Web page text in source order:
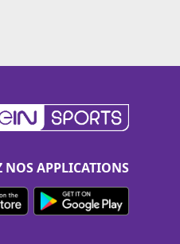
NOS APPLICATIONS